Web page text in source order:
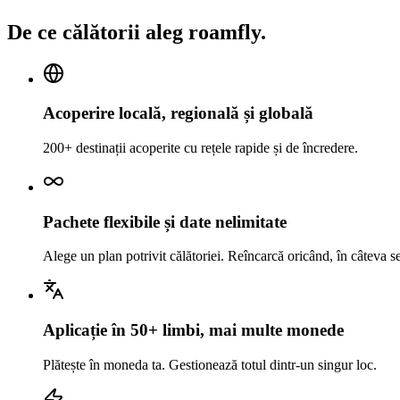
De ce călătorii aleg roamfly.
Acoperire locală, regională și globală
200+ destinații acoperite cu rețele rapide și de încredere.
Pachete flexibile și date nelimitate
Alege un plan potrivit călătoriei. Reîncarcă oricând, în câteva
Aplicație în 50+ limbi, mai multe monede
Plătește în moneda ta. Gestionează totul dintr-un singur loc.